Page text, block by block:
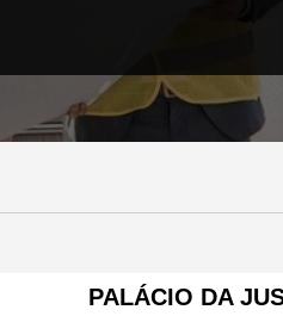
PALÁCIO DA